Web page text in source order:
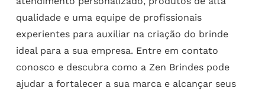
qualidade e uma equipe de profissionais
experientes para auxiliar na criação do brinde
ideal para a sua empresa. Entre em contato
conosco e descubra como a Zen Brindes pode
ajudar a fortalecer a sua marca e alcançar seus